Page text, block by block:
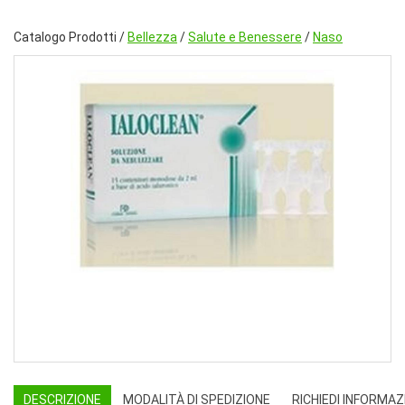
Catalogo Prodotti / Bellezza /Salute e Benessere / Naso
DESCRIZIONE MODALITÀ DI SPEDIZIONE RICHIEDI